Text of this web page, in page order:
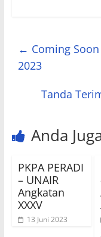
← Coming Soon
2023
Tanda
Anda
PKPA PERADI
– UNAIR
Angkatan
XXXV
13 Juni 2023